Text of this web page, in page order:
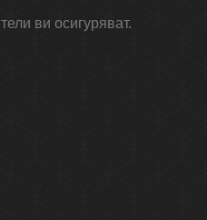
ви осигуряват.